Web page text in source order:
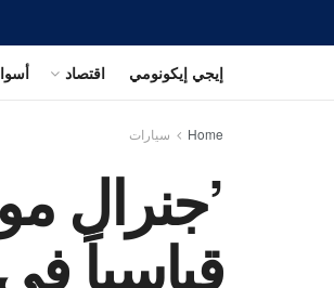
إيجي إيكونومي اقتصاد
Home سيارات
’جنرال